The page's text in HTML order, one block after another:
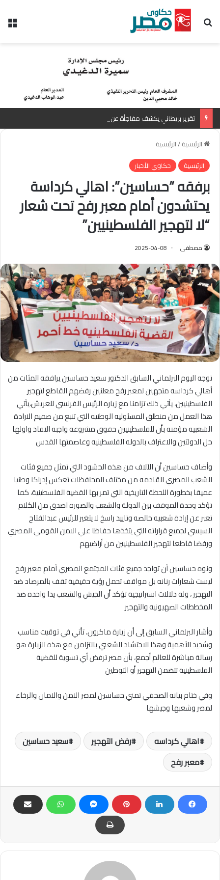
بحث عن
الرئيسية/الرئيسية
الرئيسية
حكاوي الأخبار
برفقه “حساسين”: اهالي كرداسة
يحتشدون أمام معبر رفح تحت شعار
“لا لتهجير الفلسطينيين”
مصطفى 2025-04-08
توجه اليوم البرلماني السابق الدكتور سعيد حساسين يرافقه المئات من
أهالي كرداسه متجهين لمعبر رفح معلنين رفضهم القاطع لتهجير
الفلسطينيين، يأتي ذلك تزامنا مع زياره الرئيس الفرنسي للعريش،يأتي
هذا العمل من منطلق المسئوليه الوطنيه التي تنبع من صميم الارادة
الشعبيه مؤمنه بأن للفلسطينيين حقوق مشروعه واجبه النفاذ واولها
حل الدولتين والاعتراف بالدوله الفلسطينيه وعاصمتها القدس
وأضاف حساسين أن الآلاف من هذه الحشود التي تمثل جميع فئات
الشعب المصري القادمه من مختلف المحافظات تعكس إدراكا وطنيا
عميقا بخطورة اللحظة التاريخية التي تمر بها القضية الفلسطينية، كما
تؤكد وحدة الموقف بين الدولة والشعب والصوره اصدق من الكلام
تعبر عن إرادة شعبيه خالصه وتاييد راسخ لا يتغير للرئيس عبدالفتاح
السيسي لجميع قراراته التي يتخذها حفاظا علي الامن القومي المصري
ورفضا قاطعا لتهجير الفلسطينيين من أراضيهم
ونوه حساسين أن تواجد جميع فئات المجتمع المصري أمام معبر رفح
ليست شعارات رنانه بل مواقف تحمل رؤية حقيقية تقف بالمرصاد ضد
التهجير ، وله دلالات استراتيجية تؤكد أن الجيش والشعب يدا واحده ضد
المخططات الصهيونيه والتهجير
وأشار البرلماني السابق إلى أن زيارة ماكرون، تأتي في توقيت مناسب
وشديد الأهمية وهذا الاحتشاد الشعبي بالتزامن مع هذه الزيارة هو
رسالة مباشرة للعالم أجمع، بأن مصر ترفض أي تسوية للقضية
الفلسطينية تتضمن التهجير أو التوطين
وفي ختام بيانه الصحفي تمني حساسين لمصر الامن والامان والرخاء
لمصر وشعبها وجيشها
اهالي كرداسه رفض التهجير
سعيد حساسين
معبر رفح